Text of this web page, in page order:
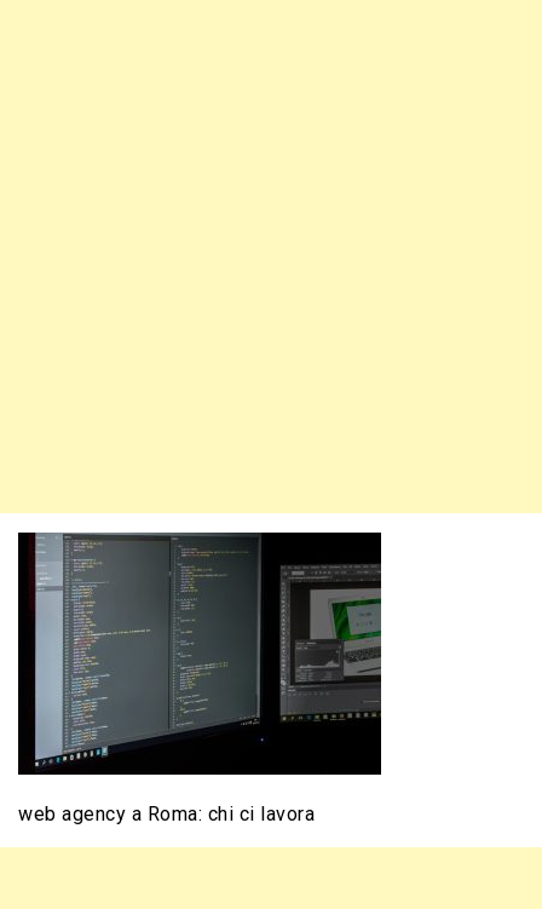
web agency a Roma: chi ci lavora